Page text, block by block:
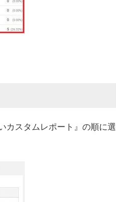
カスタムレポート』の順に選